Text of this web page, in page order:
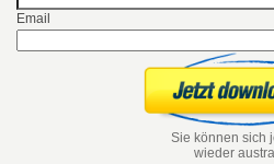
Email
Sie können sich
wieder